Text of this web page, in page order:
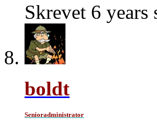
Skrevet 6 years
boldt
Senioradministrator